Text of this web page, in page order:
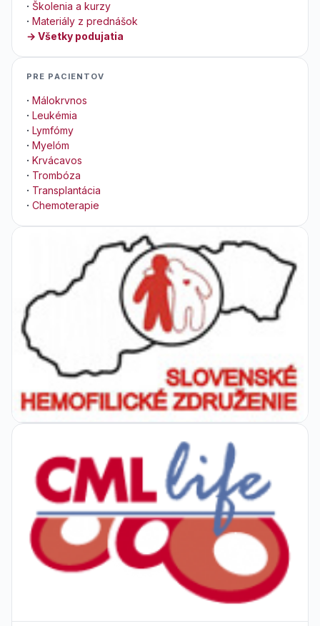
· Školenia a kurzy
· Materiály z prednášok
→ Všetky podujatia
PRE PACIENTOV
· Málokrvnos
· Leukémia
· Lymfómy
· Myelóm
· Krvácavos
· Trombóza
· Transplantácia
· Chemoterapie